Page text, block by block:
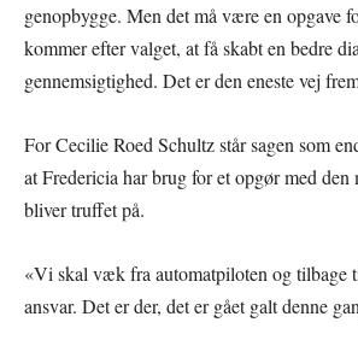
genopbygge. Men det må være en opgave
kommer efter valget, at få skabt en bedre
gennemsigtighed. Det er den eneste vej
For Cecilie Roed Schultz står sagen som
at Fredericia har brug for et opgør med den
bliver truffet på.
«Vi skal væk fra automatpiloten og tilbage
ansvar. Det er der, det er gået galt denne